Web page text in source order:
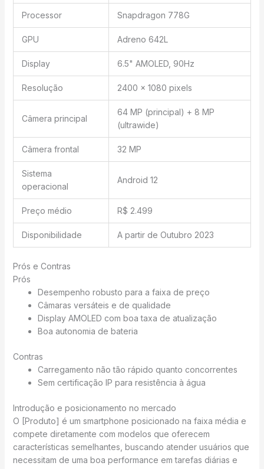
Processor Snapdragon 778G
GPU Adreno 642L
Display 6.5" AMOLED, 90Hz
Resolução 2400 x 1080 pixels
Câmera principal
64 MP (principal) + 8 MP
(ultrawide)
Câmera frontal 32 MP
Sistema
operacional
Android 12
Preço médio R$ 2.499
Disponibilidade A partir de Outubro 2023
Prós e Contras
Prós
Desempenho robusto para a faixa de preço
Câmaras versáteis e de qualidade
Display AMOLED com boa taxa de atualização
Boa autonomia de bateria
Contras
Carregamento não tão rápido quanto concorrentes
Sem certificação IP para resistência à água
Introdução e posicionamento no mercado
O [Produto] é um smartphone posicionado na faixa média e
compete diretamente com modelos que oferecem
características semelhantes, buscando atender usuários que
necessitam de uma boa performance em tarefas diárias e